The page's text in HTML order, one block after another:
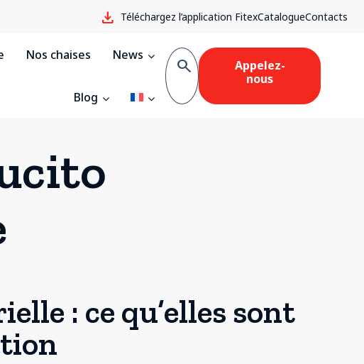
download Téléchargez l’application FitexCatalogueContacts
Nos chaises News
Blog
search
Appelez-
nous
: ce qu’elles sont